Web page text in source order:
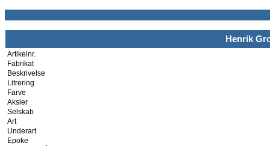
Henrik
Artikelnr.
Fabrikat
Beskrivelse
Litrering
Farve
Aksler
Selskab
Art
Underart
Epoke